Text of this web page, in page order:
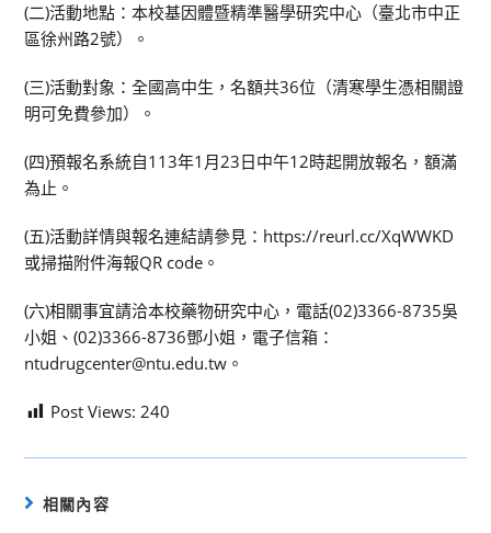
(二)活動地點：本校基因體暨精準醫學研究中心（臺北市中正
區徐州路2號）。
(三)活動對象：全國高中生，名額共36位（清寒學生憑相關證
明可免費參加）。
(四)預報名系統自113年1月23日中午12時起開放報名，額滿
為止。
(五)活動詳情與報名連結請參見：https://reurl.cc/XqWWKD
或掃描附件海報QR code。
(六)相關事宜請洽本校藥物研究中心，電話(02)3366-8735吳
小姐、(02)3366-8736鄧小姐，電子信箱：
ntudrugcenter@ntu.edu.tw。
Post Views: 240
相關內容